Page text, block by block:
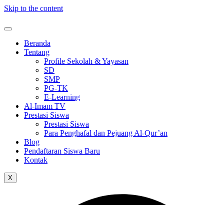
Skip to the content
Beranda
Tentang
Profile Sekolah & Yayasan
SD
SMP
PG-TK
E-Learning
Al-Imam TV
Prestasi Siswa
Prestasi Siswa
Para Penghafal dan Pejuang Al-Qur’an
Blog
Pendaftaran Siswa Baru
Kontak
X